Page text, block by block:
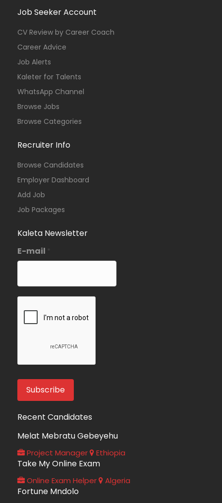
Job Seeker Account
CV Review by Career Coach
Career Advice
Job Alerts
Kaleter for Talents
WhatsApp Channel
Browse Jobs
Browse Categories
Recruiter Info
Browse Candidates
Employer Dashboard
Add Job
Job Packages
Kaleta Newsletter
E-mail *
Recent Candidates
Melat Mebratu Gebeyehu
Project Manager Ethiopia
Take My Online Exam
Online Exam Helper Algeria
Fortune Mndolo